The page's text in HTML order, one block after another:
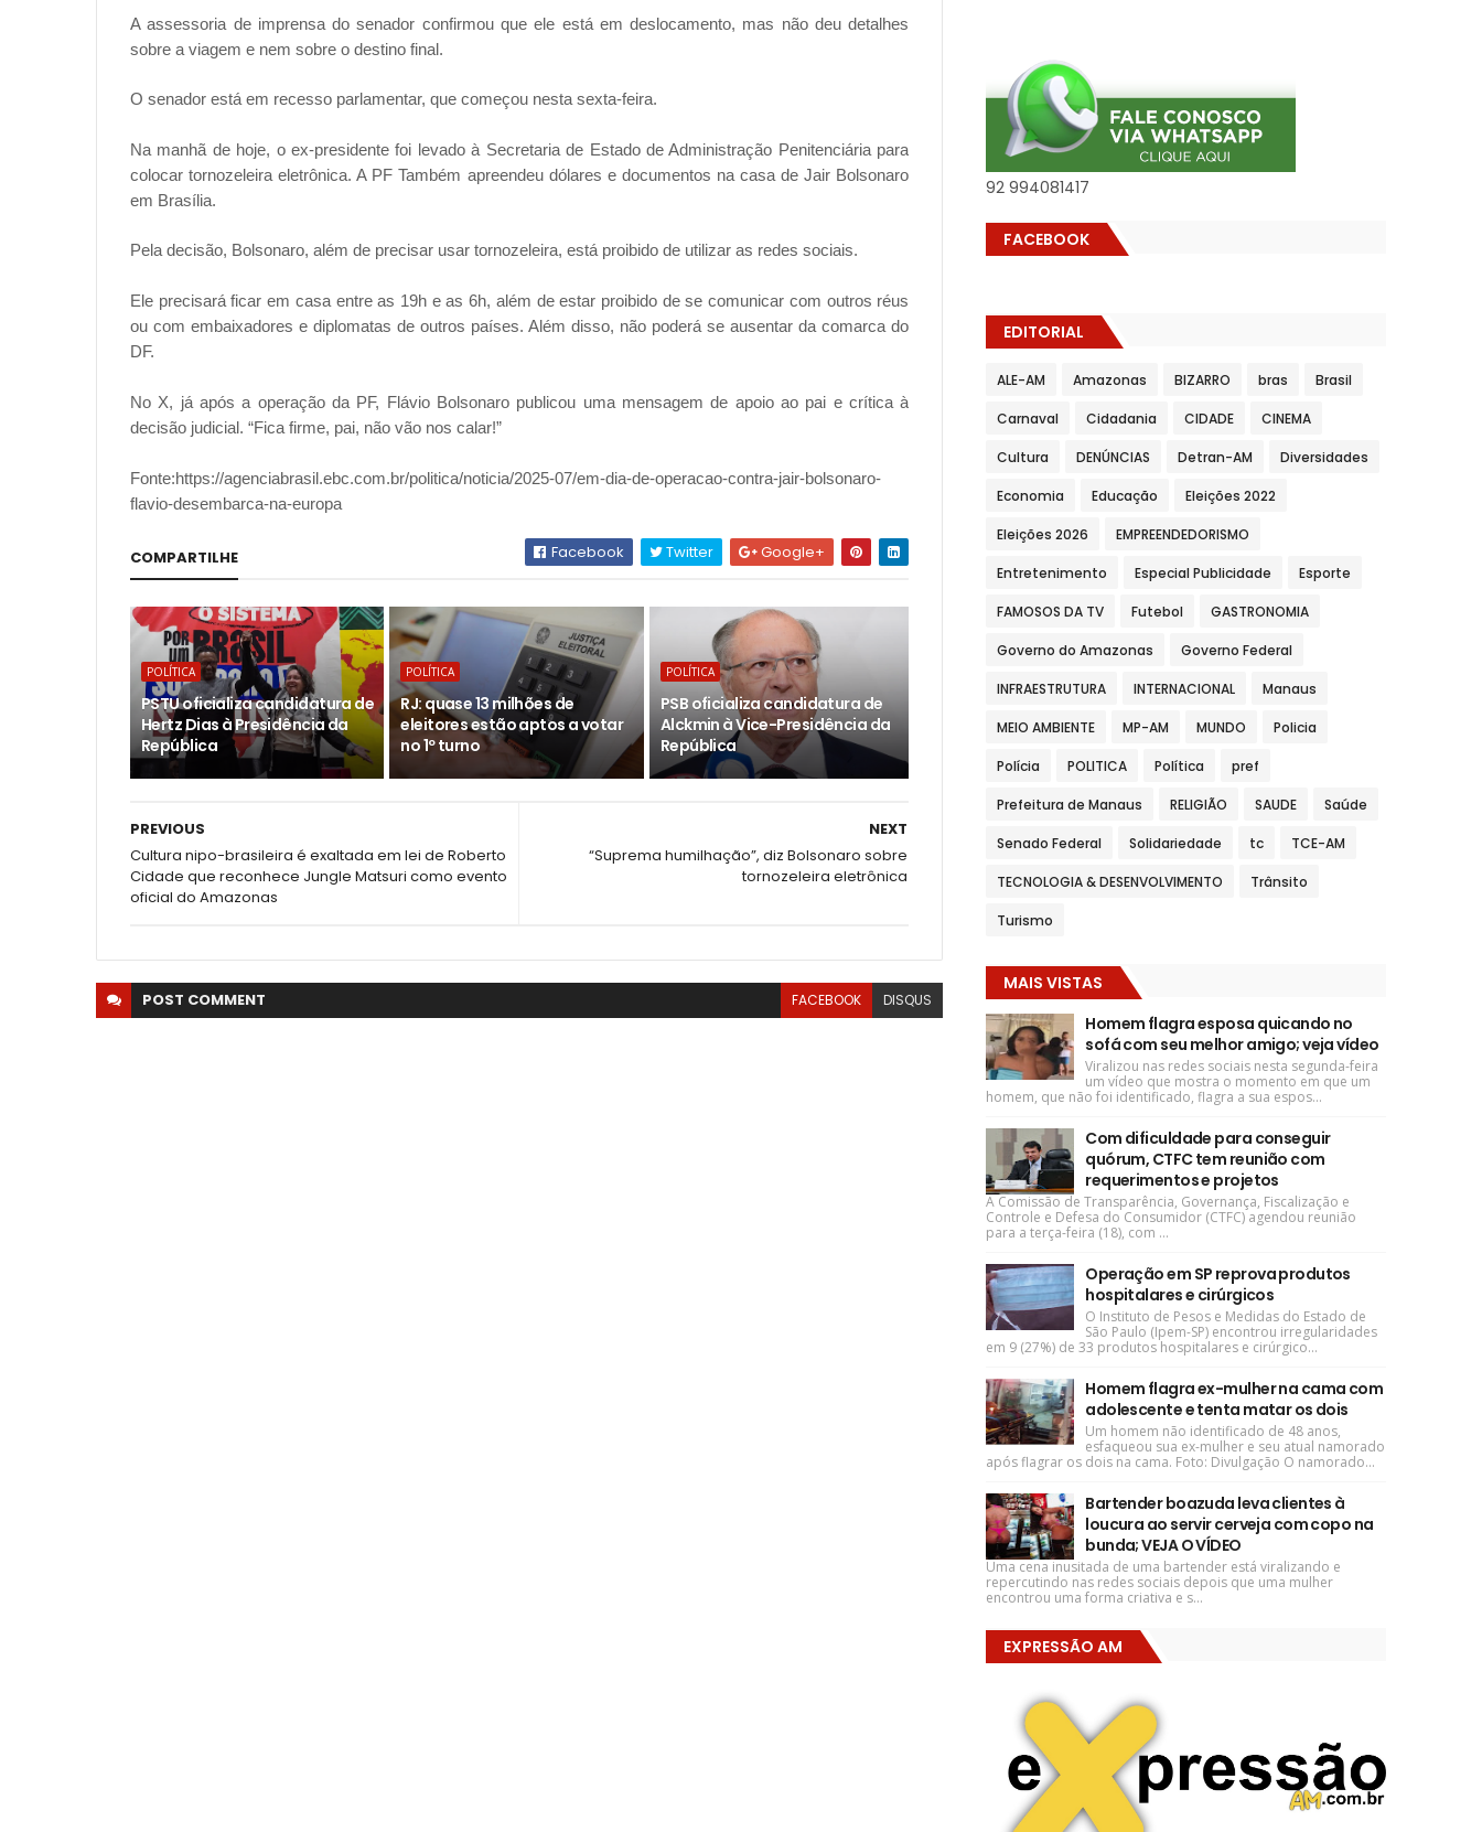
A assessoria de imprensa do senador confirmou que ele está em deslocamento, mas não deu detalhes
sobre a viagem e nem sobre o destino final.
O senador está em recesso parlamentar, que começou nesta sexta-feira.
Na manhã de hoje, o ex-presidente foi levado à Secretaria de Estado de Administração Penitenciária para
colocar tornozeleira eletrônica. A PF Também apreendeu dólares e documentos na casa de Jair Bolsonaro
em Brasília.
Pela decisão, Bolsonaro, além de precisar usar tornozeleira, está proibido de utilizar as redes sociais.
Ele precisará ficar em casa entre as 19h e as 6h, além de estar proibido de se comunicar com outros réus
ou com embaixadores e diplomatas de outros países. Além disso, não poderá se ausentar da comarca do
DF.
No X, já após a operação da PF, Flávio Bolsonaro publicou uma mensagem de apoio ao pai e crítica à
decisão judicial. “Fica firme, pai, não vão nos calar!”
Fonte:https://agenciabrasil.ebc.com.br/politica/noticia/2025-07/em-dia-de-operacao-contra-jair-bolsonaro-
flavio-desembarca-na-europa
COMPARTILHE Facebook Twitter Google+
POLÍTICA
PSTU oficializa candidatura de
Hertz Dias à Presidência da
República
POLÍTICA
RJ: quase 13 milhões de
eleitores estão aptos a votar
no 1º turno
POLÍTICA
PSB oficializa candidatura de
Alckmin à Vice-Presidência da
República
NEXT
“Suprema humilhação”, diz Bolsonaro sobre
tornozeleira eletrônica
PREVIOUS
Cultura nipo-brasileira é exaltada em lei de Roberto
Cidade que reconhece Jungle Matsuri como evento
oficial do Amazonas
POST COMMENT FACEBOOK DISQUS
92 994081417
FACEBOOK
EDITORIAL
ALE-AM Amazonas BIZARRO bras Brasil
Carnaval Cidadania CIDADE CINEMA
Cultura DENÚNCIAS Detran-AM Diversidades
Economia Educação Eleições 2022
Eleições 2026 EMPREENDEDORISMO
Entretenimento Especial Publicidade Esporte
FAMOSOS DA TV Futebol GASTRONOMIA
Governo do Amazonas Governo Federal
INFRAESTRUTURA INTERNACIONAL Manaus
MEIO AMBIENTE MP-AM MUNDO Policia
Polícia POLITICA Política pref
Prefeitura de Manaus RELIGIÃO SAUDE Saúde
Senado Federal Solidariedade tc TCE-AM
TECNOLOGIA & DESENVOLVIMENTO Trânsito
Turismo
MAIS VISTAS
Homem flagra esposa quicando no
sofá com seu melhor amigo; veja vídeo
Viralizou nas redes sociais nesta segunda-feira
um vídeo que mostra o momento em que um
homem, que não foi identificado, flagra a sua espos...
Com dificuldade para conseguir
quórum, CTFC tem reunião com
requerimentos e projetos
A Comissão de Transparência, Governança, Fiscalização e
Controle e Defesa do Consumidor (CTFC) agendou reunião
para a terça-feira (18), com ...
Operação em SP reprova produtos
hospitalares e cirúrgicos
O Instituto de Pesos e Medidas do Estado de
São Paulo (Ipem-SP) encontrou irregularidades
em 9 (27%) de 33 produtos hospitalares e cirúrgico...
Homem flagra ex-mulher na cama com
adolescente e tenta matar os dois
Um homem não identificado de 48 anos,
esfaqueou sua ex-mulher e seu atual namorado
após flagrar os dois na cama. Foto: Divulgação O namorado...
Bartender boazuda leva clientes à
loucura ao servir cerveja com copo na
bunda; VEJA O VÍDEO
Uma cena inusitada de uma bartender está viralizando e
repercutindo nas redes sociais depois que uma mulher
encontrou uma forma criativa e s...
EXPRESSÃO AM